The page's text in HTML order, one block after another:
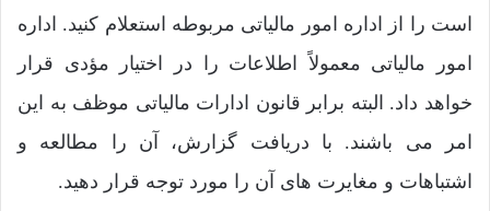
است را از اداره امور مالیاتی مربوطه استعلام کنید. اداره
امور مالیاتی معمولاً اطلاعات را در اختیار مؤدی قرار
خواهد داد. البته برابر قانون ادارات مالیاتی موظف به این
امر می باشند. با دریافت گزارش، آن را مطالعه و
اشتباهات و مغایرت های آن را مورد توجه قرار دهید.